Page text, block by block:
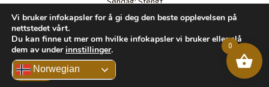
Kopirett © 2026 Vestgass.no
Norwegian
Vi bruker infokapsler for å gi deg den beste opplevelsen på
nettstedet vårt.
Du kan finne ut mer om hvilke infokapsler vi bruker eller slå
dem av underinnstillinger.
Godta
0